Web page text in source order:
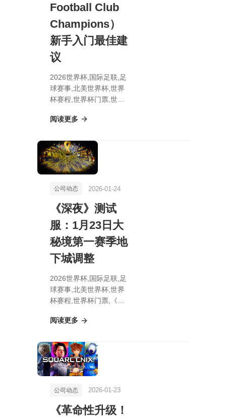
Football Club
Champions）
新手入门最佳建
议
2026世界杯,国际足联,足
球赛事,北美世界杯,世界
杯赛程,世界杯门票,世嘉
Football Club
最佳建议
阅读更多
公司动态 2026-01-24
《深夜》测试
服：1月23日大
秘境第一赛季地
下城调整
2026世界杯,国际足联,足
球赛事,北美世界杯,世界
杯赛程,世界杯门票,《深
秘境第一赛季地下城调整
阅读更多
公司动态 2026-01-23
《革命性升级！